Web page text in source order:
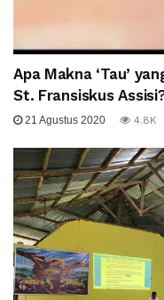
Apa Makna ‘Tau’
St. Fransiskus
21 Agustus 2020 4.8K